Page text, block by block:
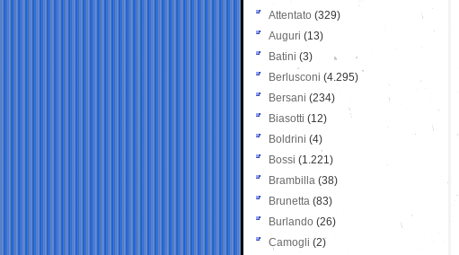
Attentato (329)
Auguri (13)
Batini (3)
Berlusconi (4.295)
Bersani (234)
Biasotti (12)
Boldrini (4)
Bossi (1.221)
Brambilla (38)
Brunetta (83)
Burlando (26)
Camogli (2)